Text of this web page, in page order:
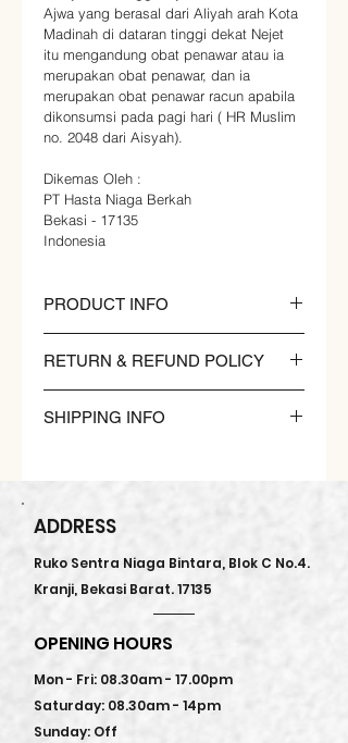
Ajwa yang berasal dari Aliyah arah Kota
Madinah di dataran tinggi dekat Nejet
itu mengandung obat penawar atau ia
merupakan obat penawar, dan ia
merupakan obat penawar racun apabila
dikonsumsi pada pagi hari ( HR Muslim
no. 2048 dari Aisyah).
Dikemas Oleh :
PT Hasta Niaga Berkah
Bekasi - 17135
Indonesia
PRODUCT INFO
add more information about your
great space to write what makes this
RETURN & REFUND POLICY
great place to let your customers know
straightforward refund or exchange
reassure your customers that they can
SHIPPING INFO
Providing straightforward information
about your shipping policy is a great
way to build trust and reassure your
customers that they can buy from you
with confidence.
ADDRESS
Ruko Sentra Niaga Bintara, Blok C No.4.
Kranji, Bekasi Barat. 17135
OPENING HOURS
Mon - Fri: 08.30am - 17.00pm
Saturday: 08.30am - 14pm
Sunday: Off